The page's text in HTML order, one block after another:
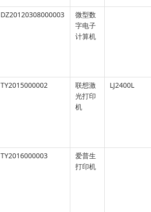
DZ20120308000003
微型数
字电子
计算机
TY2015000002
联想激
光打印
机
LJ2400L
TY2016000003
爱普生
打印机